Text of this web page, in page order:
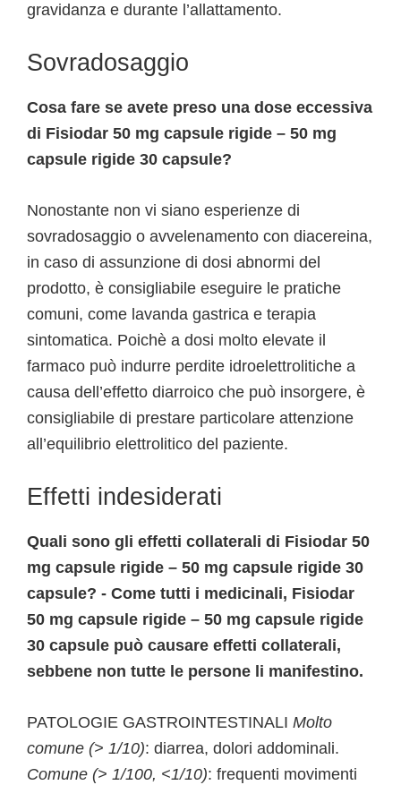
gravidanza e durante l’allattamento.
Sovradosaggio
Cosa fare se avete preso una dose eccessiva
di Fisiodar 50 mg capsule rigide – 50 mg
capsule rigide 30 capsule?
Nonostante non vi siano esperienze di
sovradosaggio o avvelenamento con diacereina,
in caso di assunzione di dosi abnormi del
prodotto, è consigliabile eseguire le pratiche
comuni, come lavanda gastrica e terapia
sintomatica. Poichè a dosi molto elevate il
farmaco può indurre perdite idroelettrolitiche a
causa dell’effetto diarroico che può insorgere, è
consigliabile di prestare particolare attenzione
all’equilibrio elettrolitico del paziente.
Effetti indesiderati
Quali sono gli effetti collaterali di Fisiodar 50
mg capsule rigide – 50 mg capsule rigide 30
capsule? - Come tutti i medicinali, Fisiodar
50 mg capsule rigide – 50 mg capsule rigide
30 capsule può causare effetti collaterali,
sebbene non tutte le persone li manifestino.
PATOLOGIE GASTROINTESTINALI Molto
comune (> 1/10): diarrea, dolori addominali.
Comune (> 1/100, <1/10): frequenti movimenti